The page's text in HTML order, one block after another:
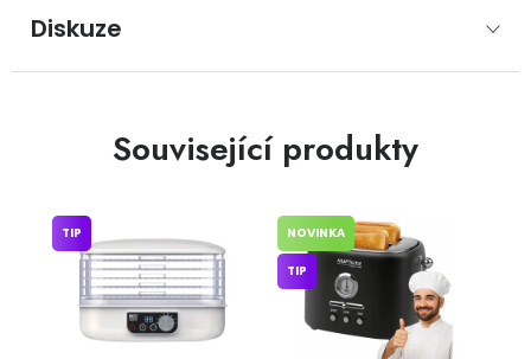
Diskuze
Související produkty
TIP NOVINKA
TIP